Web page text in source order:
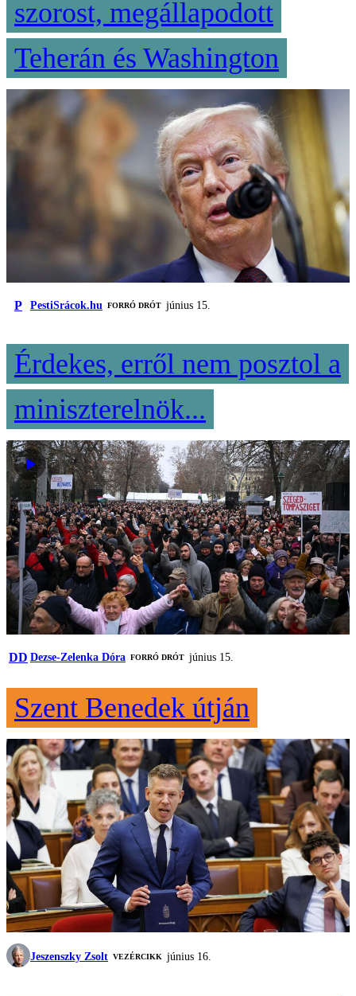
szorost, megállapodott
Teherán és Washington
P PestiSrácok.hu FORRÓ DRÓT június 15.
Érdekes, erről nem posztol a
miniszterelnök...
DD Dezse-Zelenka Dóra FORRÓ DRÓT június 15.
Szent Benedek útján
Jeszenszky Zsolt VEZÉRCIKK június 16.